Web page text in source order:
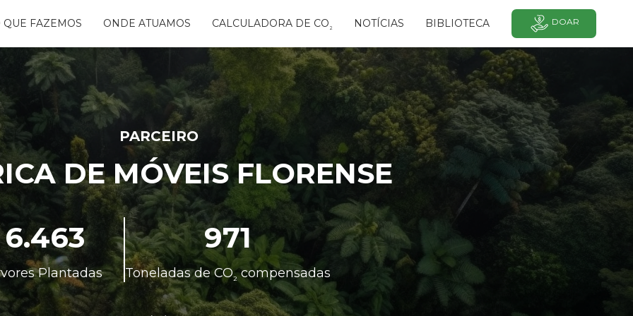
QUE FAZEMOS
ÁGUAS
FREE
DA FLORESTA
RIBEIRA -
ONDE ATUAMOS CALCULADORA DE CO² NOTÍCIAS BIBLIOTECA DOAR
PARCEIRO
DE MÓVEIS FLORENSE
6.463
Plantadas
971
Toneladas de CO²compensadas